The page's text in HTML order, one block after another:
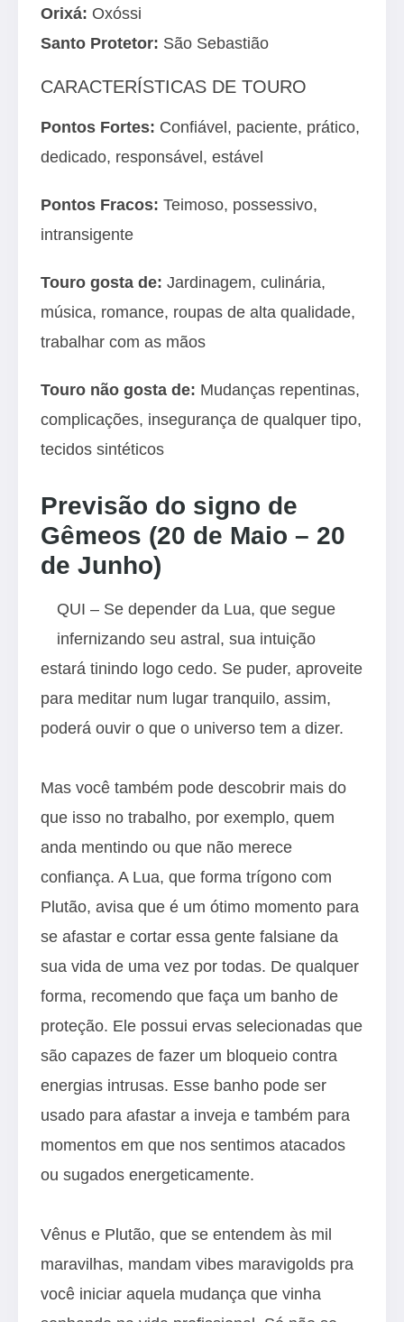
Orixá: Oxóssi
Santo Protetor: São Sebastião
CARACTERÍSTICAS DE TOURO
Pontos Fortes: Confiável, paciente, prático,
dedicado, responsável, estável
Pontos Fracos: Teimoso, possessivo,
intransigente
Touro gosta de: Jardinagem, culinária,
música, romance, roupas de alta qualidade,
trabalhar com as mãos
Touro não gosta de: Mudanças repentinas,
complicações, insegurança de qualquer tipo,
tecidos sintéticos
Previsão do signo de
Gêmeos (20 de Maio – 20
de Junho)
QUI – Se depender da Lua, que segue
infernizando seu astral, sua intuição
estará tinindo logo cedo. Se puder, aproveite
para meditar num lugar tranquilo, assim,
poderá ouvir o que o universo tem a dizer.
Mas você também pode descobrir mais do
que isso no trabalho, por exemplo, quem
anda mentindo ou que não merece
confiança. A Lua, que forma trígono com
Plutão, avisa que é um ótimo momento para
se afastar e cortar essa gente falsiane da
sua vida de uma vez por todas. De qualquer
forma, recomendo que faça um banho de
proteção. Ele possui ervas selecionadas que
são capazes de fazer um bloqueio contra
energias intrusas. Esse banho pode ser
usado para afastar a inveja e também para
momentos em que nos sentimos atacados
ou sugados energeticamente.
Vênus e Plutão, que se entendem às mil
maravilhas, mandam vibes maravigolds pra
você iniciar aquela mudança que vinha